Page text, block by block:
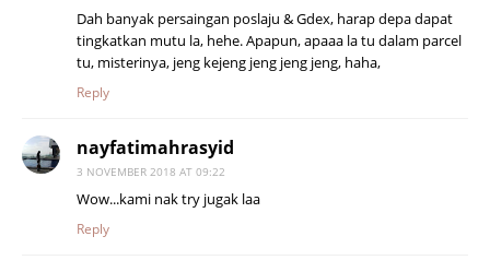
Dah banyak persaingan poslaju & Gdex, harap depa dapat
tingkatkan mutu la, hehe. Apapun, apaaa la tu dalam parcel
tu, misterinya, jeng kejeng jeng jeng jeng, haha,
Reply
nayfatimahrasyid
3 NOVEMBER 2018 AT 09:22
Wow...kami nak try jugak laa
Reply